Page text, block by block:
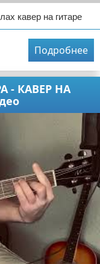
кавер на гитаре
Подробнее
- КАВЕР НА